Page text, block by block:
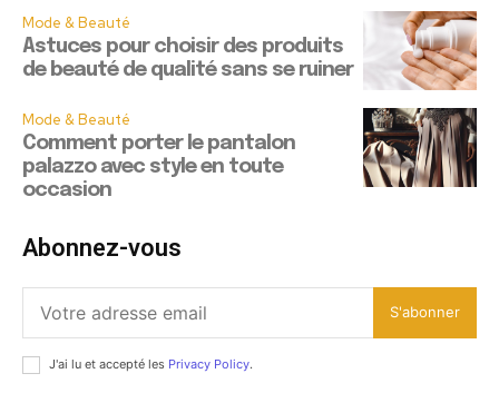
Mode & Beauté
Astuces pour choisir des produits
de beauté de qualité sans se ruiner
Mode & Beauté
Comment porter le pantalon
palazzo avec style en toute
occasion
Abonnez-vous
S'abonner
J'ai lu et accepté les Privacy Policy.